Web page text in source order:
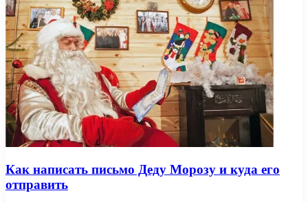
Как написать письмо Деду Морозу и куда его
отправить